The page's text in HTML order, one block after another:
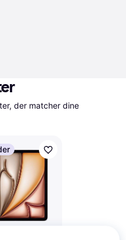
der matcher dine